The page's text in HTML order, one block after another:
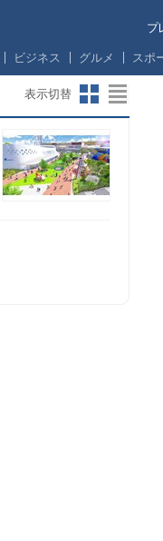
プ
ビジネス グルメ スポ
表示切替